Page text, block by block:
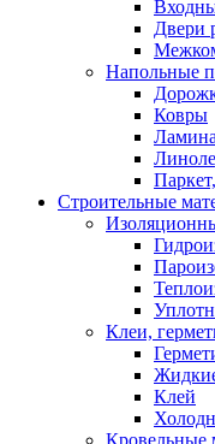
Двери
Напольные
Ковры
Строительные
Клеи,
Клей
Кровельные